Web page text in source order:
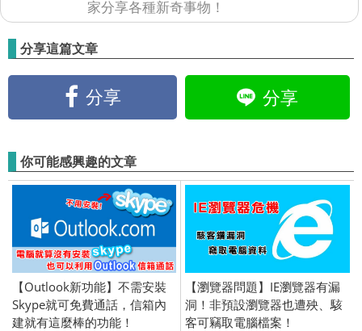
家分享各種新奇事物！
分享這篇文章
分享 分享
你可能感興趣的文章
【Outlook新功能】不需安裝
Skype就可免費通話，信箱內
建就有這麼棒的功能！
【瀏覽器問題】IE瀏覽器有漏
洞！非預設瀏覽器也遭殃、駭
客可竊取電腦檔案！